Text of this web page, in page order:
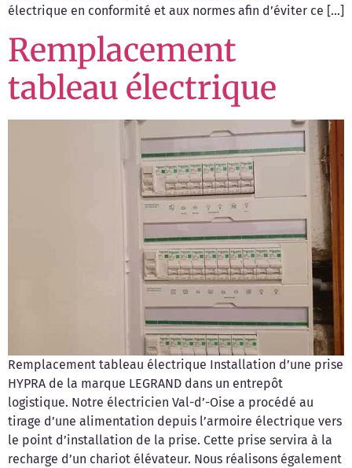
électrique en conformité et aux normes afin d’éviter ce […]
Remplacement
tableau électrique
Remplacement tableau électrique Installation d’une prise
HYPRA de la marque LEGRAND dans un entrepôt
logistique. Notre électricien Val-d’-Oise a procédé au
tirage d’une alimentation depuis l’armoire électrique vers
le point d’installation de la prise. Cette prise servira à la
recharge d’un chariot élévateur. Nous réalisons également